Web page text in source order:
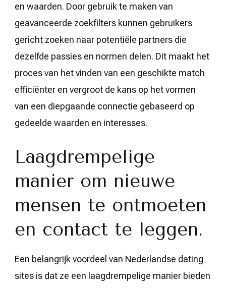
en waarden. Door gebruik te maken van
geavanceerde zoekfilters kunnen gebruikers
gericht zoeken naar potentiële partners die
dezelfde passies en normen delen. Dit maakt het
proces van het vinden van een geschikte match
efficiënter en vergroot de kans op het vormen
van een diepgaande connectie gebaseerd op
gedeelde waarden en interesses.
Laagdrempelige
manier om nieuwe
mensen te ontmoeten
en contact te leggen.
Een belangrijk voordeel van Nederlandse dating
sites is dat ze een laagdrempelige manier bieden